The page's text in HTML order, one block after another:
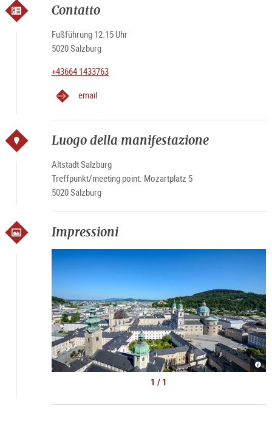
Contatto
Fußführung 12.15 Uhr
5020 Salzburg
+43664 1433763
email
Luogo della manifestazione
Altstadt Salzburg
Treffpunkt/meeting point: Mozartplatz 5
5020 Salzburg
Impressioni
von
1 / 1